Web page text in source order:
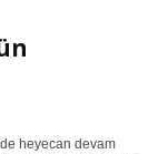
heyecan devam